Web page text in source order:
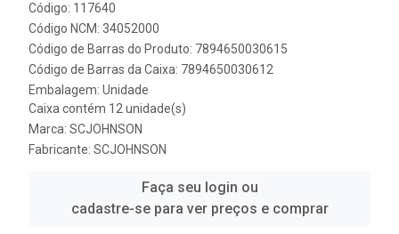
Código: 117640
Código NCM: 34052000
Código de Barras do Produto: 7894650030615
Código de Barras da Caixa: 7894650030612
Embalagem: Unidade
Caixa contém 12 unidade(s)
Marca: SCJOHNSON
Fabricante: SCJOHNSON
Faça seu login ou
cadastre-se para ver preços e comprar